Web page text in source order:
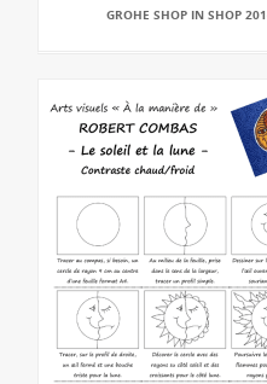
GROHE SHOP IN SHOP